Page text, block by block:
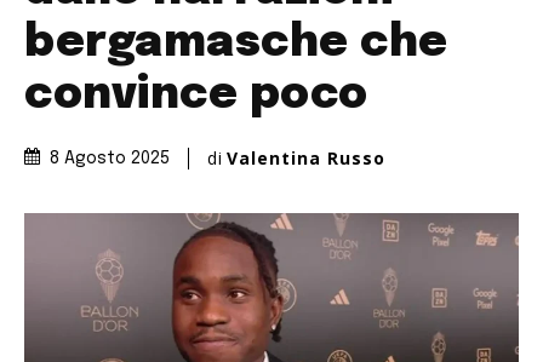
bergamasche che
convince poco
8 Agosto 2025 di Valentina Russo